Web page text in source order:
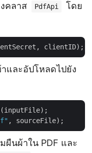
คลาส PdfApi
โดย
และอัปโหลดไปยัง
นผ้าใน PDF และ